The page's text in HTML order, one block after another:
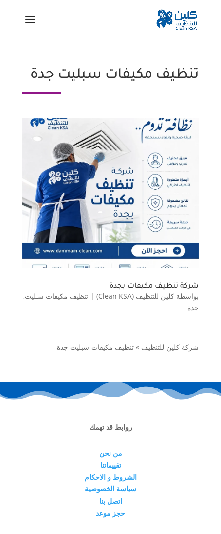
تنظيف مكيفات سبليت جدة
شركة تنظيف مكيفات بجدة
بواسطة كلين للتنظيف (Clean KSA) | تنظيف مكيفات سبليت,
جدة
شركة كلين للتنظيف » تنظيف مكيفات سبليت جدة
روابط قد تهمك
من نحن
تقييماتنا
الشروط و الاحكام
سياسة الخصوصية
اتصل بنا
حجز موعد